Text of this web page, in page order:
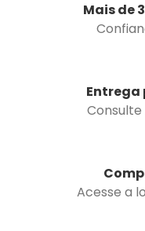
Mais de
Entrega
Consulte
Acesse a